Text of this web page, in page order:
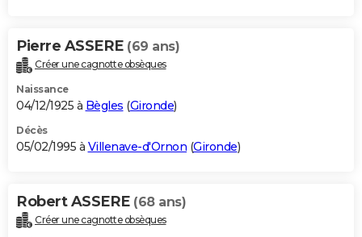
Pierre ASSERE (69 ans)
Créer une cagnotte obsèques
Naissance
04/12/1925 à Bègles (Gironde)
Décès
05/02/1995 à Villenave-d'Ornon (Gironde)
Robert ASSERE (68 ans)
Créer une cagnotte obsèques